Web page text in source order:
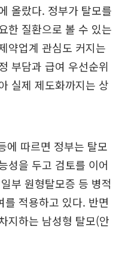
올랐다. 정부가 탈모를
한 질환으로 볼 수 있는
약업계 관심도 커지는
부담과 급여 우선순위
실제 제도화까지는 상
에 따르면 정부는 탈모
성을 두고 검토를 이어
부 원형탈모증 등 병적
를 적용하고 있다. 반면
지하는 남성형 탈모(안